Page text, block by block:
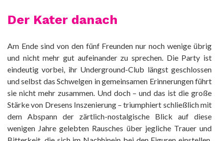
Der Kater danach
Am Ende sind von den fünf Freunden nur noch wenige übrig
und nicht mehr gut aufeinander zu sprechen. Die Party ist
eindeutig vorbei, ihr Underground-Club längst geschlossen
und selbst das Schwelgen in gemeinsamen Erinnerungen führt
sie nicht mehr zusammen. Und doch – und das ist die große
Stärke von Dresens Inszenierung – triumphiert schließlich mit
dem Abspann der zärtlich-nostalgische Blick auf diese
wenigen Jahre gelebten Rausches über jegliche Trauer und